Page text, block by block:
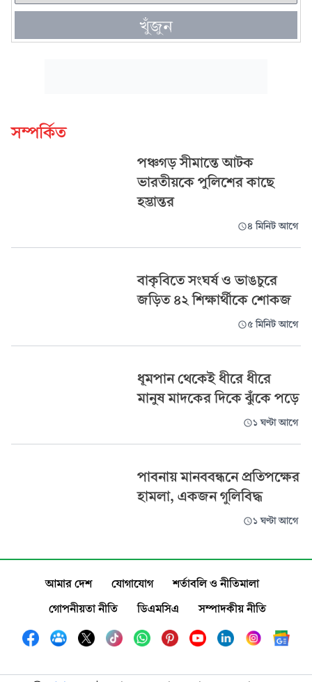
খুঁজুন
সম্পর্কিত
পঞ্চগড় সীমান্তে আটক
ভারতীয়কে পুলিশের কাছে
হস্তান্তর
৪ মিনিট আগে
বাকৃবিতে সংঘর্ষ ও ভাঙচুরে
জড়িত ৪২ শিক্ষার্থীকে শোকজ
৫ মিনিট আগে
ধূমপান থেকেই ধীরে ধীরে
মানুষ মাদকের দিকে ঝুঁকে পড়ে
১ ঘণ্টা আগে
পাবনায় মানববন্ধনে প্রতিপক্ষের
হামলা, একজন গুলিবিদ্ধ
১ ঘণ্টা আগে
আমার দেশ যোগাযোগ
শর্তাবলি ও নীতিমালা
গোপনীয়তা নীতি
ডিএমসিএ সম্পাদকীয় নীতি